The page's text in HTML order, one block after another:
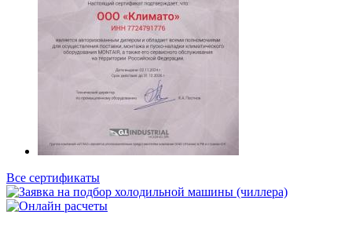
Все сертификаты